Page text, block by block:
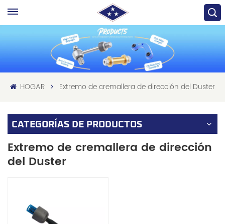
HOGAR Extremo de cremallera de dirección del Duster
CATEGORÍAS DE PRODUCTOS
Extremo de cremallera de dirección
del Duster